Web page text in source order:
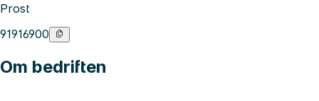
Prost
91916900
Om bedriften